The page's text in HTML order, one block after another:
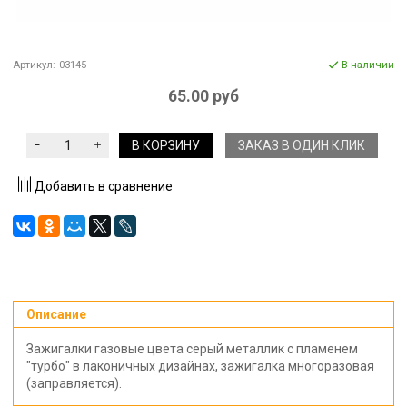
Артикул: 03145 В наличии
65.00 руб
В КОРЗИНУ ЗАКАЗ В ОДИН КЛИК
Добавить в сравнение
Описание
Зажигалки газовые цвета серый металлик с пламенем
"турбо" в лаконичных дизайнах, зажигалка многоразовая
(заправляется).